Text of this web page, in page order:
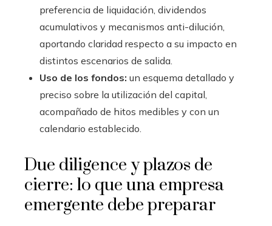
preferencia de liquidación, dividendos
acumulativos y mecanismos anti-dilución,
aportando claridad respecto a su impacto en
distintos escenarios de salida.
Uso de los fondos: un esquema detallado y
preciso sobre la utilización del capital,
acompañado de hitos medibles y con un
calendario establecido.
Due diligence y plazos de
cierre: lo que una empresa
emergente debe preparar